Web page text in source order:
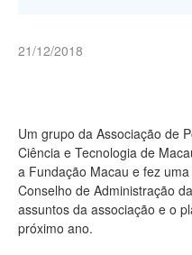
21/12/2018
Um grupo da Associação de
Ciência e Tecnologia de
a Fundação Macau e fez
Conselho de Administração
assuntos da associação e o
próximo ano.